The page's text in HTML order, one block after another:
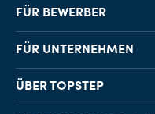
FÜR BEWERBER
Job-Finder
Karriereberatung
FÜR UNTERNEHMEN
Personalvermittlung
Personalsuche
ÜBER TOPSTEP